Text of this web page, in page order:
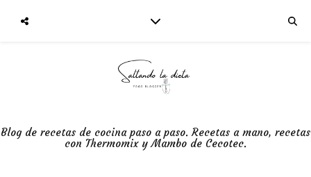
Blog de recetas de cocina paso a paso. Recetas a mano, recetas
con Thermomix y Mambo de Cecotec.